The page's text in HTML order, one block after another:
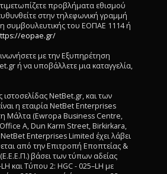
προβλήματα εθισμού
στην τηλεφωνική γραμμή
συμβουλευτικής του ΕΟΠΑΕ 1114 ή
eopae.gr/
με την Εξυπηρέτηση
ή να υποβάλλετε μια καταγγελία,
ιστοσελίδας NetBet.gr, και των
η εταιρία NetBet Enterprises
Μάλτα (Ewropa Business Centre,
A, Dun Karm Street, Birkirkara,
Enterprises Limited έχει λάβει
από την Επιτροπή Εποπτείας &
βάσει των τύπων αδείας
και Τύπου 2: HGC - 025–LH με